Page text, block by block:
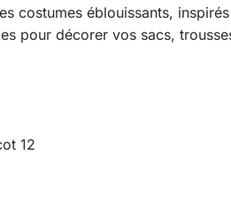
costumes éblouissants,
pour décorer vos sacs,
12